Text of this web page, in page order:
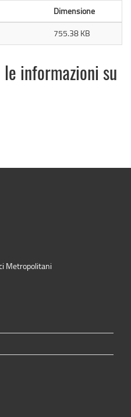
Dimensione
755.38 KB
le informazioni su
Metropolitani